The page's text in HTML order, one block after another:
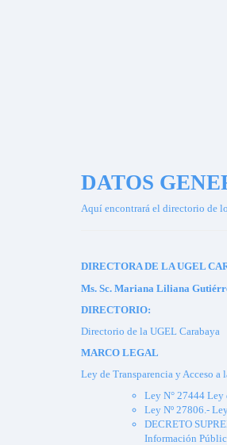
DATOS
Aquí encontrará el directorio de
DIRECTORA DE LA UGEL
Ms. Sc. Mariana Liliana
DIRECTORIO:
Directorio de la UGEL Carabaya
MARCO LEGAL
Ley de Transparencia y Acceso
Ley N° 27444
Ley Nº 27806.-
DECRETO
Información